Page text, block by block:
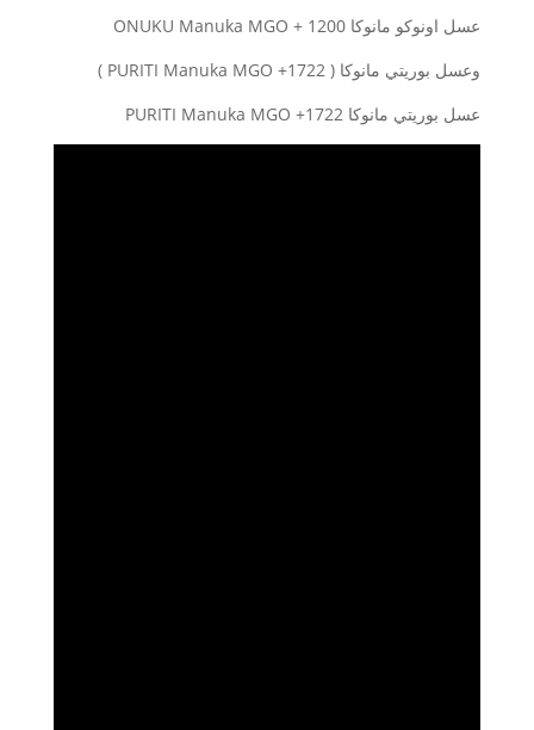
عسل اونوكو مانوكا ONUKU Manuka MGO + 1200
وعسل بوريتي مانوكا ( PURITI Manuka MGO +1722 )
عسل بوريتي مانوكا PURITI Manuka MGO +1722